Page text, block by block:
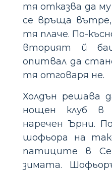
тя отказва да
се връща вътре,
тя плаче. По-
вторият й
опитвал да
тя отговаря не.
Холдън решава
нощен клуб в
наречен Ърни.
шофьора на
патиците в
зимата.